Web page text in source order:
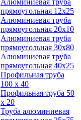
Алюминиевая труба
прямоугольная 12х25
Алюминиевая труба
прямоугольная 20х10
Алюминиевая труба
прямоугольная 30х80
Алюминиевая труба
прямоугольная 40х25
Профильная труба
100 х 40
Профильная труба 50
х 20
Труба алюминиевая